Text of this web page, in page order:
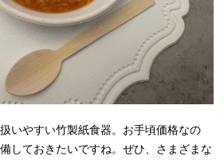
いやすい竹製紙食器。お手頃価格なの
しておきたいですね。ぜひ、さまざまな